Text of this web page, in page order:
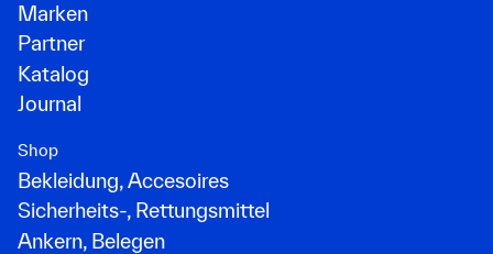
Marken
Partner
Katalog
Journal
Shop
Bekleidung, Accesoires
Sicherheits-, Rettungsmittel
Ankern, Belegen